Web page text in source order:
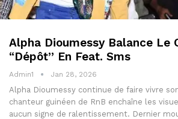
Alpha Dioumessy Balance Le
“Dépôt” En Feat. Sms
Admin1 Jan 28, 2026
Alpha Dioumessy continue de faire vivre
chanteur guinéen de RnB enchaîne les
aucun signe de ralentissement. Dernier